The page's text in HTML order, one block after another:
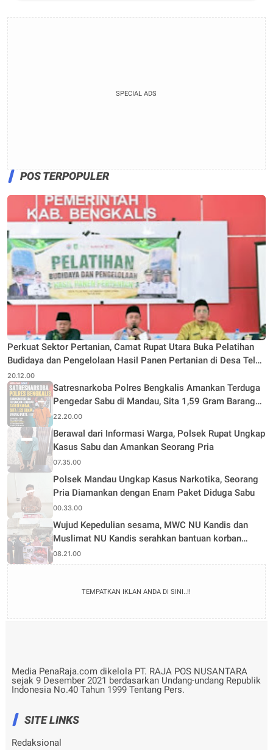
SPECIAL ADS
POS TERPOPULER
Perkuat Sektor Pertanian, Camat Rupat Utara Buka Pelatihan
Budidaya dan Pengelolaan Hasil Panen Pertanian di Desa Teluk
Rhu
20.12.00
Satresnarkoba Polres Bengkalis Amankan Terduga
Pengedar Sabu di Mandau, Sita 1,59 Gram Barang
Bukti
22.20.00
Berawal dari Informasi Warga, Polsek Rupat Ungkap
Kasus Sabu dan Amankan Seorang Pria
07.35.00
Polsek Mandau Ungkap Kasus Narkotika, Seorang
Pria Diamankan dengan Enam Paket Diduga Sabu
00.33.00
Wujud Kepedulian sesama, MWC NU Kandis dan
Muslimat NU Kandis serahkan bantuan korban
musibah kebakaran
08.21.00
TEMPATKAN IKLAN ANDA DI SINI..!!
Media PenaRaja.com dikelola PT. RAJA POS NUSANTARA
sejak 9 Desember 2021 berdasarkan Undang-undang Republik
Indonesia No.40 Tahun 1999 Tentang Pers.
SITE LINKS
Redaksional